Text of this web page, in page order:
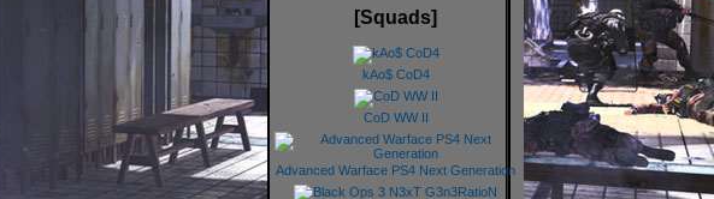
[Squads]
kAo$ CoD4
CoD WW II
Advanced Warface PS4 Next Generation